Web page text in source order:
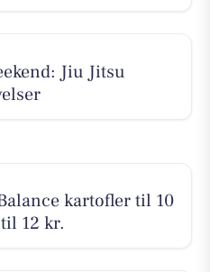
Jiu Jitsu
kartofler til 10
12 kr.